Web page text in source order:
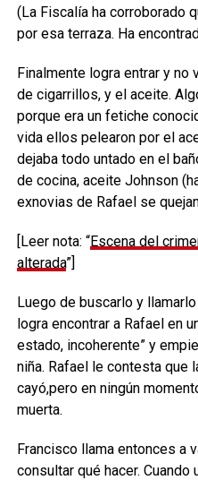
(La Fiscalía ha corroborado
por esa terraza. Ha
Finalmente logra entrar y no
de cigarrillos, y el aceite.
porque era un fetiche
vida ellos pelearon por el
dejaba todo untado en el
de cocina, aceite Johnson
exnovias de Rafael se
[Leer nota: “Escena del
alterada”]
Luego de buscarlo y
logra encontrar a Rafael en
estado, incoherente” y
niña. Rafael le contesta que
cayó,pero en ningún
muerta.
Francisco llama entonces a
consultar qué hacer.